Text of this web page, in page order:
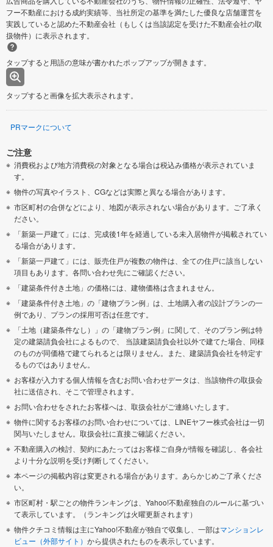
フー不動産における成約実績等、当社所定の基準を満たした優良な店舗運営を
実践していると認めた不動産会社（もしくは当該認定を受けた不動産会社の取
扱物件）に表示されます。
タップすると用語の意味が書かれたポップアップが開きます。
タップすると画像を拡大表示されます。
PRマークについて
ご注意
消費税および地方消費税の対象となる場合は税込み価格が表示されていま
す。
物件の写真やイラスト、CGなどは実際と異なる場合があります。
市区町村の合併などにより、地図が表示されない場合があります。ご了承く
ださい。
「新築一戸建て」には、完成後1年を経過している未入居物件が掲載されてい
る場合があります。
「新築一戸建て」には、販売住戸が複数の物件は、全ての住戸に該当しない
項目もあります。各問い合わせ先にご確認ください。
「建築条件付き土地」の価格には、建物価格は含まれません。
「建築条件付き土地」の「建物プラン例」は、土地購入者の設計プランの一
例であり、プランの採用可否は任意です。
「土地（建築条件なし）」の「建物プラン例」に関して、そのプラン例は特
定の建築請負会社によるもので、 当該建築請負会社以外で建てた場合、同様
のものが同価格で建てられるとは限りません。また、建築請負会社を特定す
るものではありません。
お客様が入力する個人情報を含むお問い合わせデータは、当該物件の取扱会
社に送信され、そこで管理されます。
お問い合わせをされたお客様へは、取扱会社がご連絡いたします。
物件に関するお客様のお問い合わせについては、LINEヤフー株式会社は一切
関与いたしません。取扱会社に直接ご確認ください。
不動産購入の検討、契約にあたってはお客様ご自身が情報を確認し、各会社
より十分な説明を受け判断してください。
本ページの掲載内容は変更される場合があります。あらかじめご了承くださ
い。
市区町村・駅ごとの物件ランキングは、Yahoo!不動産独自のルールに基づい
て表示しています。（ランキングは火曜更新されます）
物件クチコミ情報は主にYahoo!不動産が独自で収集し、一部はマンションレ
ビュー（外部サイト） から提供されたものを表示しています。